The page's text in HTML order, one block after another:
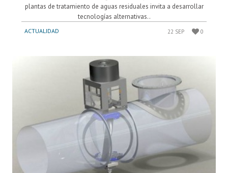
plantas de tratamiento de aguas residuales invita a desarrollar
tecnologías alternativas..
ACTUALIDAD 22 SEP 0